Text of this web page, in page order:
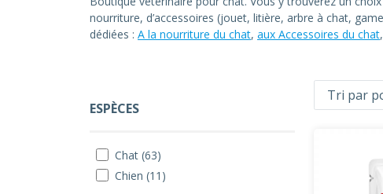
nourriture, d’accessoires (jouet, litière, arbre à chat,
dédiées : A la nourriture du chat, aux Accessoires du chat,
ESPÈCES
Chat (63)
Chien (11)